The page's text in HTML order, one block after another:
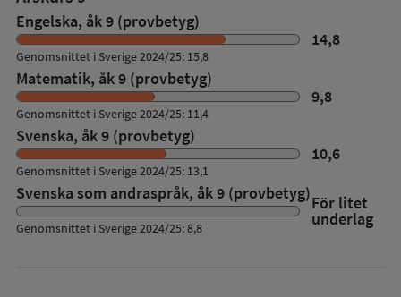
Engelska, åk 9 (provbetyg)
14,8
Genomsnittet i Sverige 2024/25: 15,8
Matematik, åk 9 (provbetyg)
9,8
Genomsnittet i Sverige 2024/25: 11,4
Svenska, åk 9 (provbetyg)
10,6
Genomsnittet i Sverige 2024/25: 13,1
Svenska som andraspråk, åk 9 (provbetyg)För litet
underlag
Genomsnittet i Sverige 2024/25: 8,8